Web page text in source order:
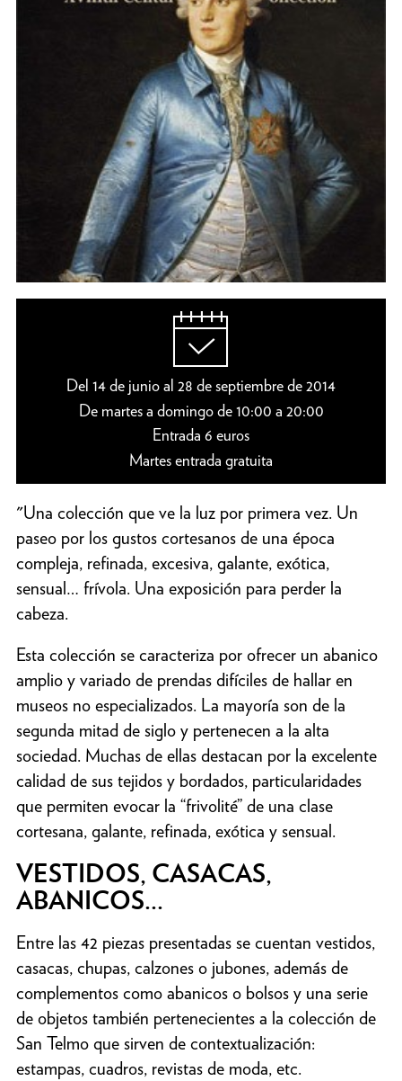
Del 14 de junio al 28 de septiembre de 2014
De martes a domingo de 10:00 a 20:00
Entrada 6 euros
Martes entrada gratuita
"Una colección que ve la luz por primera vez. Un
paseo por los gustos cortesanos de una época
compleja, refinada, excesiva, galante, exótica,
sensual… frívola. Una exposición para perder la
cabeza.
Esta colección se caracteriza por ofrecer un abanico
amplio y variado de prendas difíciles de hallar en
museos no especializados. La mayoría son de la
segunda mitad de siglo y pertenecen a la alta
sociedad. Muchas de ellas destacan por la excelente
calidad de sus tejidos y bordados, particularidades
que permiten evocar la “frivolité” de una clase
cortesana, galante, refinada, exótica y sensual.
VESTIDOS, CASACAS,
ABANICOS...
Entre las 42 piezas presentadas se cuentan vestidos,
casacas, chupas, calzones o jubones, además de
complementos como abanicos o bolsos y una serie
de objetos también pertenecientes a la colección de
San Telmo que sirven de contextualización:
estampas, cuadros, revistas de moda, etc.